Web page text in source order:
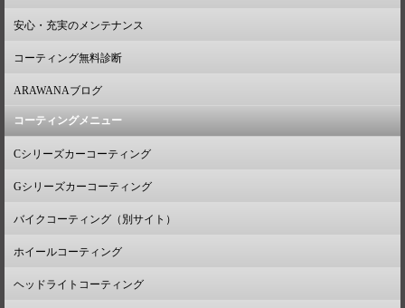
安心・充実のメンテナンス
コーティング無料診断
ARAWANAブログ
コーティングメニュー
Cシリーズカーコーティング
Gシリーズカーコーティング
バイクコーティング（別サイト）
ホイールコーティング
ヘッドライトコーティング